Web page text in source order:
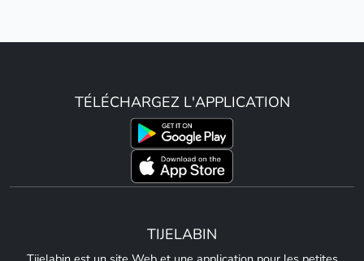
TÉLÉCHARGEZ L'APPLICATION
TIJELABIN